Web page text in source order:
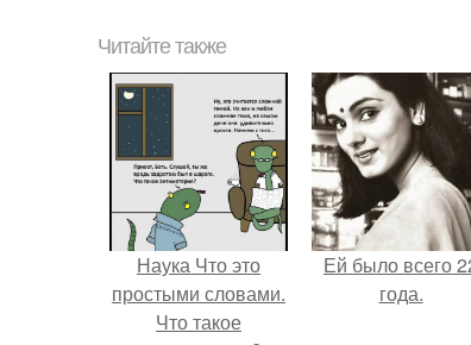
Читайте также
Наука Что это
простыми словами.
Что такое
Ей было всего
года.